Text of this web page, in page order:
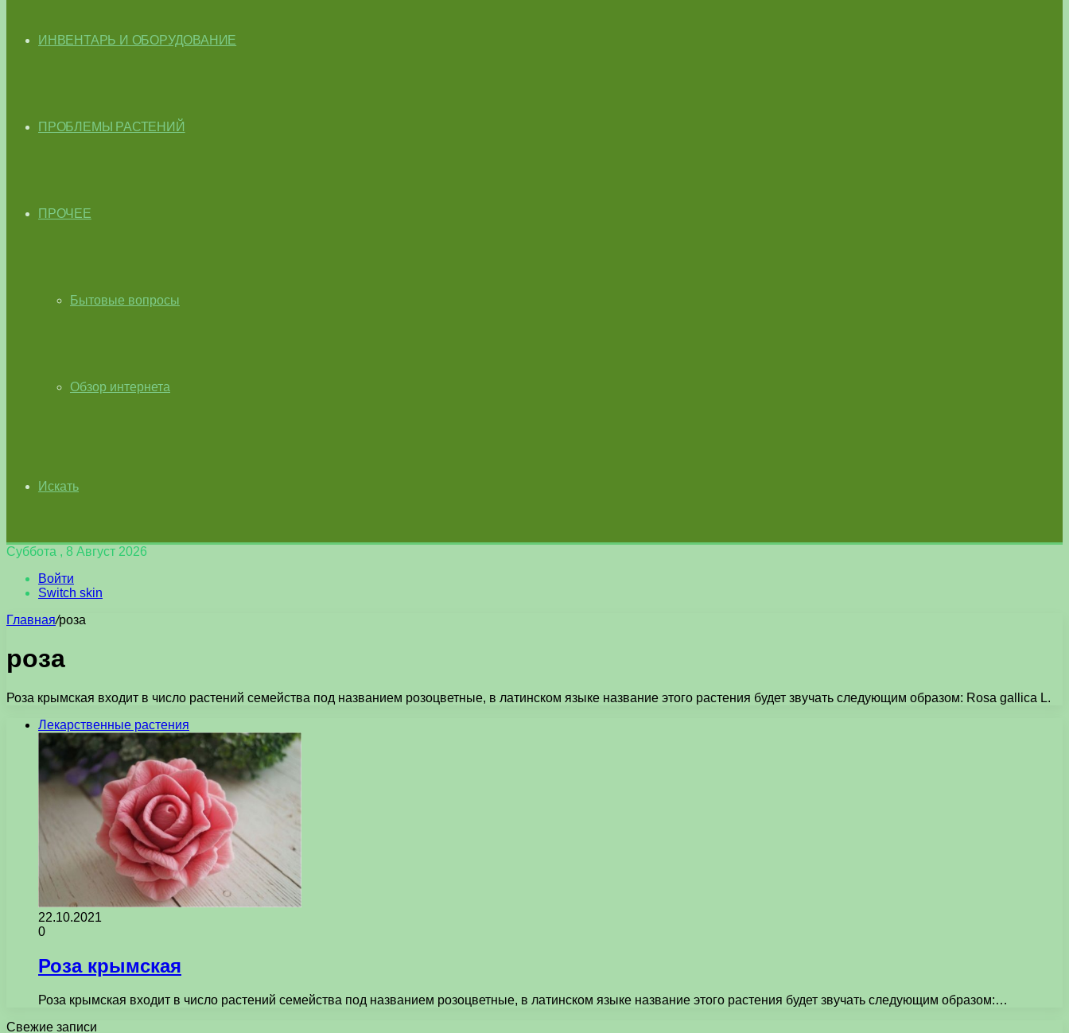
ИНВЕНТАРЬ И ОБОРУДОВАНИЕ
ПРОБЛЕМЫ РАСТЕНИЙ
ПРОЧЕЕ
Бытовые вопросы
Обзор интернета
Искать
Суббота , 8 Август 2026
Войти
Switch skin
Главная/роза
роза
Роза крымская входит в число растений семейства под названием розоцветные, в латинском языке название этого растения будет звучать следующим образом: Rosa gallica L.
Лекарственные растения
22.10.2021
0
Роза крымская
Роза крымская входит в число растений семейства под названием розоцветные, в латинском языке название этого растения будет звучать следующим образом:…
Свежие записи